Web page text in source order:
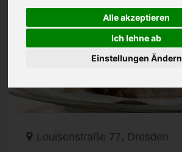
Alle akzeptieren
Ich lehne ab
Einstellungen Ändern
Louisenstraße 77, Dresden